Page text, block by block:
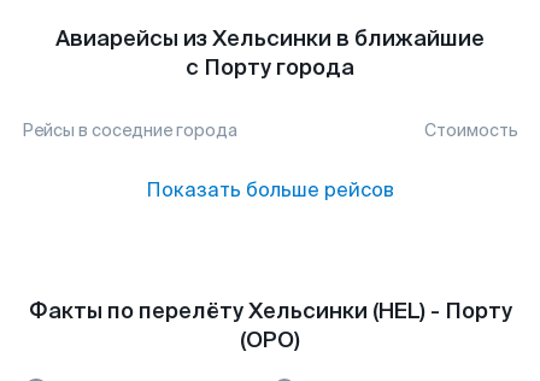
Авиарейсы из Хельсинки в ближайшие
с Порту города
Рейсы в соседние города Стоимость
Показать больше рейсов
Факты по перелёту Хельсинки (HEL) - Порту
(OPO)